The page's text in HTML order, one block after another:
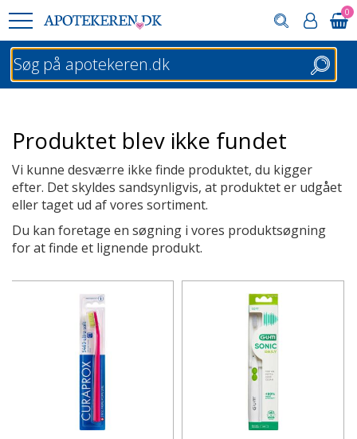
0
Søg
Produktet blev ikke fundet
Vi kunne desværre ikke finde produktet, du kigger
efter. Det skyldes sandsynligvis, at produktet er udgået
eller taget ud af vores sortiment.
Du kan foretage en søgning i vores produktsøgning
for at finde et lignende produkt.